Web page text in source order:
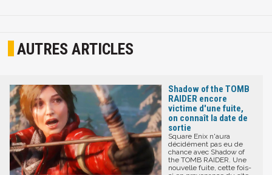
AUTRES ARTICLES
Shadow of the TOMB
RAIDER encore
victime d'une fuite,
on connaît la date de
sortie
Square Enix n'aura
décidément pas eu de
chance avec Shadow of
the TOMB RAIDER. Une
nouvelle fuite, cette fois-